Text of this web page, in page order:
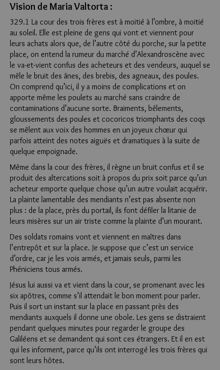
Vision de Maria Valtorta :
329.1 La cour des trois frères est à moitié à l’ombre, à moitié
au soleil. Elle est pleine de gens qui vont et viennent pour
leurs achats alors que, de l’autre côté du porche, sur la petite
place, on entend la rumeur du marché d’Alexandroscène avec
le va-et-vient confus des acheteurs et des vendeurs, auquel se
mêle le bruit des ânes, des brebis, des agneaux, des poules.
On comprend qu’ici, il y a moins de complications et on
apporte même les poulets au marché sans craindre de
contaminations d’aucune sorte. Braiments, bêlements,
gloussements des poules et cocoricos triomphants des coqs
se mêlent aux voix des hommes en un joyeux chœur qui
parfois atteint des notes aiguës et dramatiques à la suite de
quelque empoignade.
Même dans la cour des frères, il règne un bruit confus et il se
produit des altercations soit à propos du prix soit parce qu’un
acheteur emporte quelque chose qu’un autre voulait acquérir.
La plainte lamentable des mendiants n’est pas absente non
plus : de la place, près du portail, ils font défiler la litanie de
leurs misères sur un air triste comme la plainte d’un mourant.
Des soldats romains vont et viennent en maîtres dans
l’entrepôt et sur la place. Je suppose que c’est un service
d’ordre, car je les vois armés, et jamais seuls, parmi les
Phéniciens tous armés.
Jésus lui aussi va et vient dans la cour, se promenant avec les
six apôtres, comme s’il attendait le bon moment pour parler.
Puis il sort un instant sur la place en passant près des
mendiants auxquels il donne une obole. Les gens se distraient
pendant quelques minutes pour regarder le groupe des
Galiléens et se demandent qui sont ces étrangers. Et il en est
qui les informent, parce qu’ils ont interrogé les trois frères qui
sont leurs hôtes.